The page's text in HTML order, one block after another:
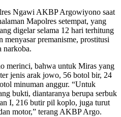
Ngawi AKBP Argowiyono saat
Mapolres setempat, yang
digelar selama 12 hari terhitung
premanisme, prostitusi
narkoba.
merinci, bahwa untuk Miras yang
jenis arak jowo, 56 botol bir, 24
minuman anggur. “Untuk
bukti, diantaranya berupa serbuk
I, 216 butir pil koplo, juga turut
motor,” terang AKBP Argo.